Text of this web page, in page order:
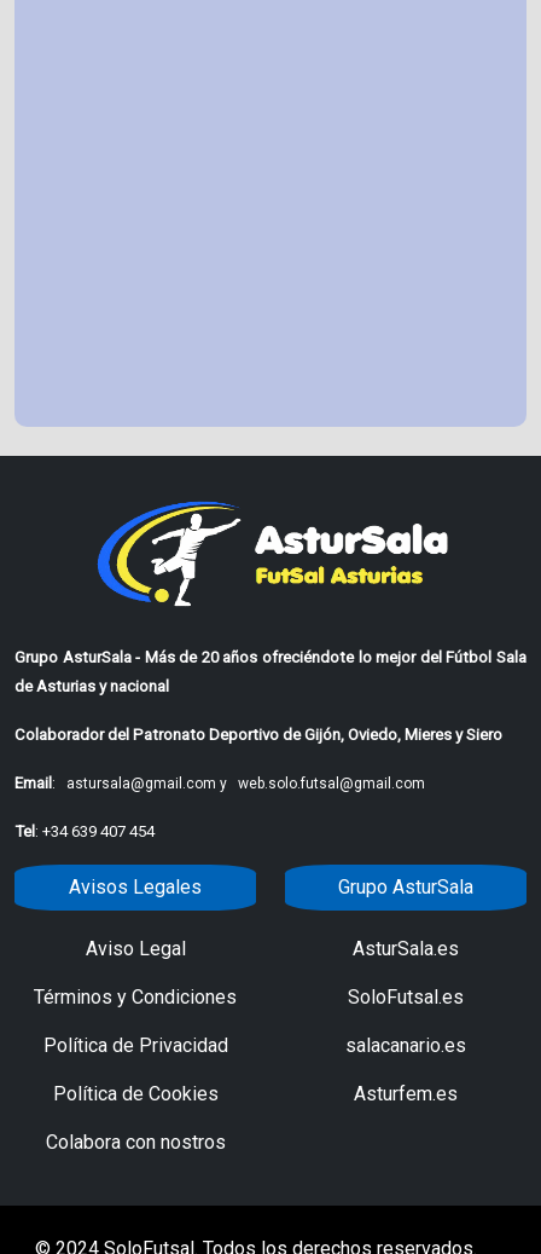
Grupo AsturSala - Más de 20 años ofreciéndote lo mejor del Fútbol Sala
de Asturias y nacional
Colaborador del Patronato Deportivo de Gijón, Oviedo, Mieres y Siero
Email : astursala@gmail.com y web.solo.futsal@gmail.com
Tel : +34 639 407 454
Avisos Legales
Aviso Legal
Términos y Condiciones
Política de Privacidad
Política de Cookies
Colabora con nostros
Grupo AsturSala
AsturSala.es
SoloFutsal.es
salacanario.es
Asturfem.es
© 2024 SoloFutsal. Todos los derechos reservados.